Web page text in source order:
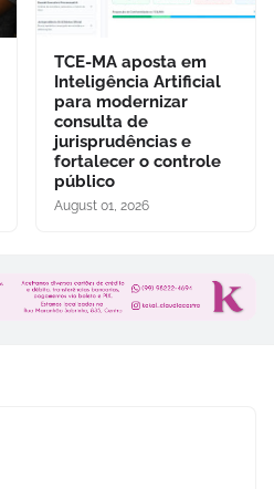
TCE-MA aposta em
Inteligência Artificial
para modernizar
consulta de
jurisprudências e
fortalecer o controle
público
August 01, 2026